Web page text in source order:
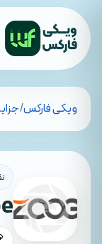
تمام
ویکی فارکس/